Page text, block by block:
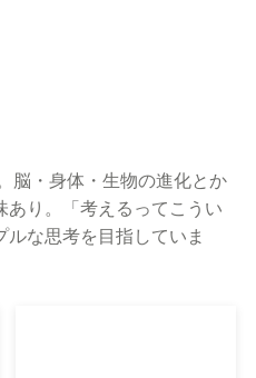
脳・身体・生物の進化とか
あり。「考えるってこうい
ルな思考を目指していま